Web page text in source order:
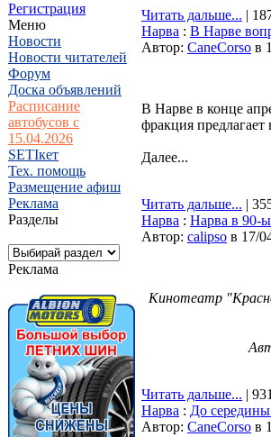
Регистрация
Меню
Новости
Новости читателей
Форум
Доска объявлений
Расписание
автобусов с
15.04.2026
SETIкет
Тех. помощь
Размещение афиш
Реклама
Разделы
Реклама
Читать дальше... |
Нарва : В Нарве
Автор: CaneCorso в
В Нарве в конце
фракция предлагает
Далее...
Читать дальше... |
Нарва : Нарва в 90-
Автор: calipso в 17/
Кинотеатр
Читать дальше... |
Нарва : До середины
Автор: CaneCorso в